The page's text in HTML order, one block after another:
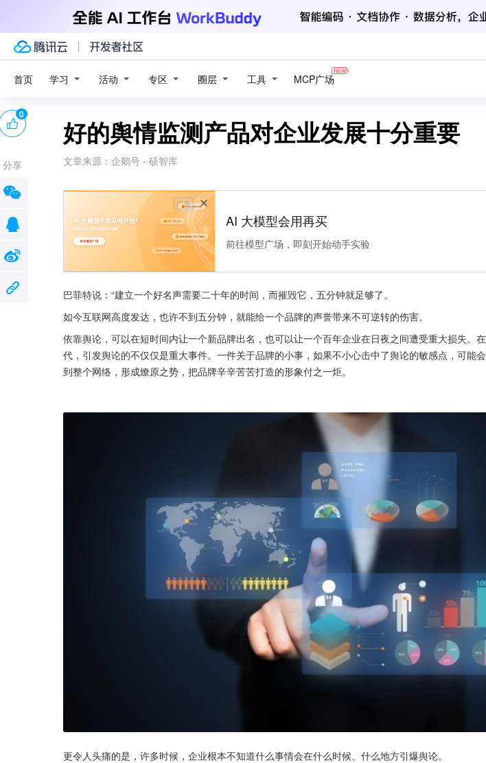
首页 学习 活动 专区 圈层 工具 MCP广场
好的舆情监测产品对企业发展十分重要
文章来源： 企鹅号 - 硕智库
广告
AI 大模型会用再买
前往模型广场，即刻开始动手实验
巴菲特说：“建立一个好名声需要二十年的时间，而摧毁它，五分钟就足够了。
如今互联网高度发达，也许不到五分钟，就能给一个品牌的声誉带来不可逆转的伤害。
依靠舆论，可以在短时间内让一个新品牌出名，也可以让一个百年企业在日夜之间遭受重大损失。
代，引发舆论的不仅仅是重大事件。一件关于品牌的小事，如果不小心击中了舆论的敏感点，可能
到整个网络，形成燎原之势，把品牌辛辛苦苦打造的形象付之一炬。
更令人头痛的是，许多时候，企业根本不知道什么事情会在什么时候、什么地方引爆舆论。
0
分享